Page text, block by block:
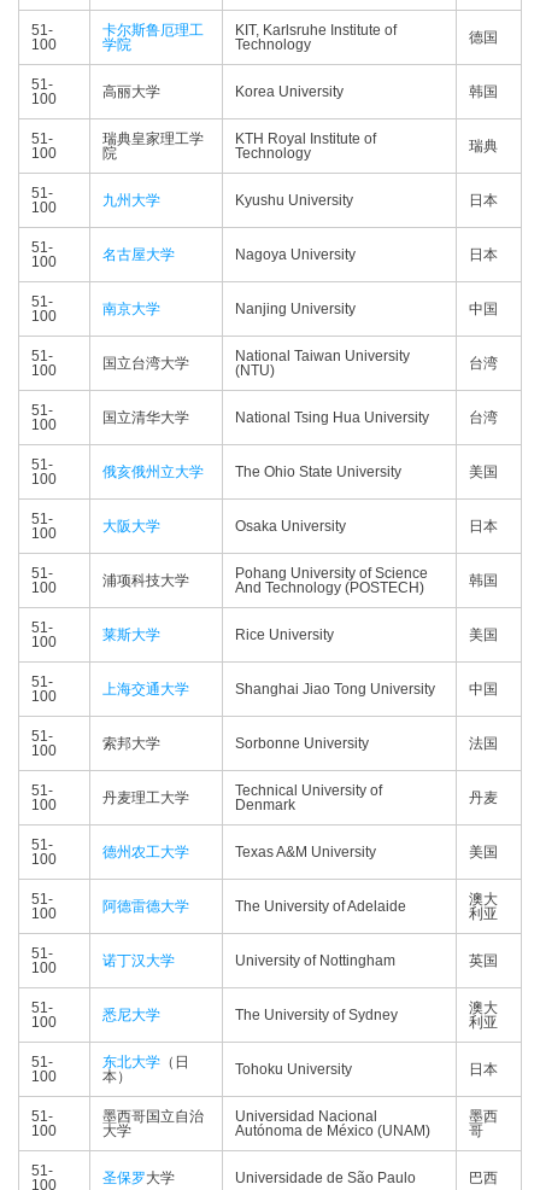
51-
100
卡尔斯鲁厄理工
学院
KIT, Karlsruhe Institute of
Technology
德国
51-
100
高丽大学 Korea University 韩国
51-
100
瑞典皇家理工学
院
KTH Royal Institute of
Technology
瑞典
51-
100
九州大学 Kyushu University 日本
51-
100
名古屋大学 Nagoya University 日本
51-
100
南京大学 Nanjing University 中国
51-
100
国立台湾大学
National Taiwan University
(NTU)
台湾
51-
100
国立清华大学 National Tsing Hua University 台湾
51-
100
俄亥俄州立大学 The Ohio State University 美国
51-
100
大阪大学 Osaka University 日本
51-
100
浦项科技大学
Pohang University of Science
And Technology (POSTECH)
韩国
51-
100
莱斯大学 Rice University 美国
51-
100
上海交通大学 Shanghai Jiao Tong University 中国
51-
100
索邦大学 Sorbonne University 法国
51-
100
丹麦理工大学
Technical University of
Denmark
丹麦
51-
100
德州农工大学 Texas A&M University 美国
51-
100
阿德雷德大学 The University of Adelaide
澳大
利亚
51-
100
诺丁汉大学 University of Nottingham 英国
51-
100
悉尼大学 The University of Sydney
澳大
利亚
51-
100
东北大学 （日
本）
Tohoku University 日本
51-
100
墨西哥国立自治
大学
Universidad Nacional
Autónoma de México (UNAM)
墨西
哥
51-
100
圣保罗大学 Universidade de São Paulo 巴西